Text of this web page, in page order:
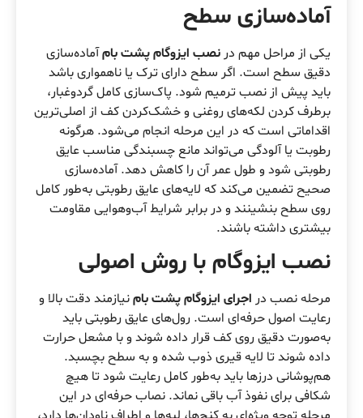
آماده‌سازی سطح
یکی از مراحل مهم در نصب ایزوگام پشت بامآماده‌سازی
دقیق سطح است. اگر سطح دارای ترک یا ناهمواری باشد
باید پیش از نصب ترمیم شود. پاک‌سازی کامل گردوغبار،
برطرف کردن لکه‌های روغنی و خشک‌کردن کف از اصلی‌ترین
اقداماتی است که در این مرحله انجام می‌شود. هرگونه
رطوبت یا آلودگی می‌تواند مانع چسبندگی مناسب عایق
رطوبتی شود و طول عمر آن را کاهش دهد. آماده‌سازی
صحیح تضمین می‌کند که لایه‌های عایق رطوبتی به‌طور کامل
روی سطح بنشینند و در برابر شرایط آب‌وهوایی مقاومت
بیشتری داشته باشند.
نصب ایزوگام با روش اصولی
مرحله نصب در اجرای ایزوگام پشت بامنیازمند دقت بالا و
رعایت اصول حرفه‌ای است. رول‌های عایق رطوبتی باید
به‌صورت دقیق روی کف قرار داده شوند و با مشعل حرارت
داده شوند تا لایه قیری ذوب شده و به سطح بچسبد.
هم‌پوشانی درزها باید به‌طور کامل رعایت شود تا هیچ
شکافی برای نفوذ آب باقی نماند. نصاب حرفه‌ای در این